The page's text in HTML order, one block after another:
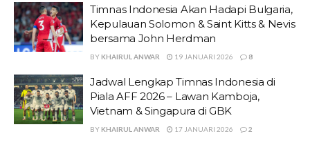
Timnas Indonesia Akan Hadapi Bulgaria,
Kepulauan Solomon & Saint Kitts & Nevis
bersama John Herdman
BY KHAIRUL ANWAR 19 JANUARI 2026 8
Jadwal Lengkap Timnas Indonesia di
Piala AFF 2026 – Lawan Kamboja,
Vietnam & Singapura di GBK
BY KHAIRUL ANWAR 17 JANUARI 2026 2